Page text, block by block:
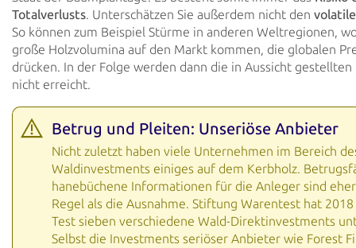
Totalverlusts. Unterschätzen Sie außerdem nicht den
So können zum Beispiel Stürme in anderen Weltregionen,
große Holzvolumina auf den Markt kommen, die globalen
drücken. In der Folge werden dann die in Aussicht
nicht erreicht.
Betrug und Pleiten: Unseriöse Anbieter
Nicht zuletzt haben viele Unternehmen im Bereich
Waldinvestments einiges auf dem Kerbholz.
hanebüchene Informationen für die Anleger sind
Regel als die Ausnahme. Stiftung Warentest hat
Test sieben verschiedene Wald-Direktinvestments
Selbst die Investments seriöser Anbieter wie Forest